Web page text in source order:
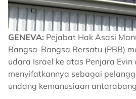
GENEVA: Pejabat Hak Asasi
Bangsa-Bangsa Bersatu (PBB)
udara Israel ke atas Penjara Evin
menyifatkannya sebagai
undang kemanusiaan